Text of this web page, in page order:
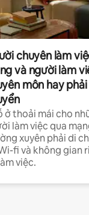
chuyên làm
và người làm
môn hay
ở thoải mái cho
làm việc qua
xuyên phải di
fi và không gian
việc.